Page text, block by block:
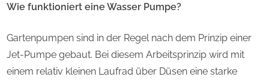
Wie funktioniert eine Wasser Pumpe?
Gartenpumpen sind in der Regel nach dem Prinzip einer
Jet-Pumpe gebaut. Bei diesem Arbeitsprinzip wird mit
einem relativ kleinen Laufrad über Düsen eine starke